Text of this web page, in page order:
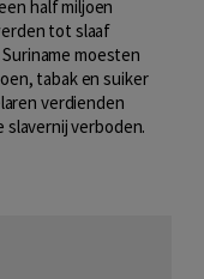
half miljoen
tot slaaf
moesten
tabak en suiker
verdienden
slavernij verboden.